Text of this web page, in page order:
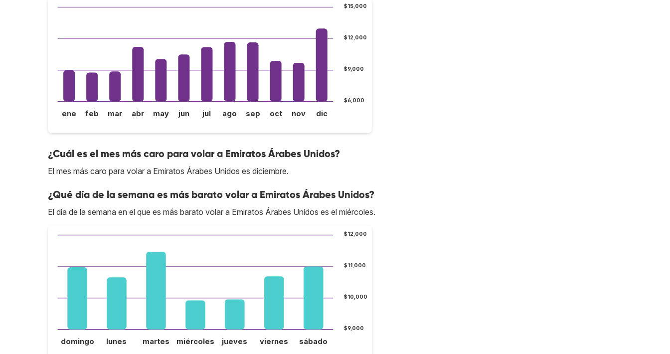
$6,000
$9,000
$12,000
$15,000
ene feb mar abr may jun jul ago sep oct nov dic
¿Cuál es el mes más caro para volar a Emiratos Árabes Unidos?
El mes más caro para volar a Emiratos Árabes Unidos es diciembre.
¿Qué día de la semana es más barato volar a Emiratos Árabes Unidos?
El día de la semana en el que es más barato volar a Emiratos Árabes Unidos es el miércoles.
$9,000
$10,000
$11,000
$12,000
domingo lunes martes miércoles jueves viernes sábado